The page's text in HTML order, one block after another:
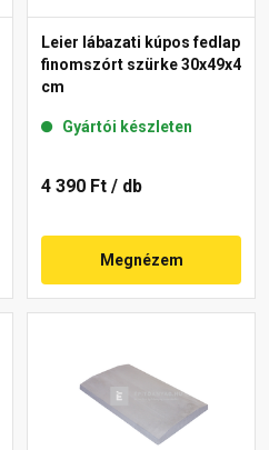
Leier lábazati kúpos fedlap
finomszórt szürke 30x49x4
cm
Gyártói készleten
4 390 Ft / db
Megnézem